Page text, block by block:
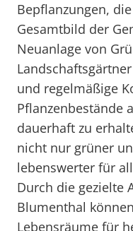
Bepflanzungen,
Gesamtbild der
Neuanlage von
und regelmäßige
Pflanzenbestände
dauerhaft zu
nicht nur grüner
lebenswerter für
Durch die gezielte
Blumenthal
Lebensräume für